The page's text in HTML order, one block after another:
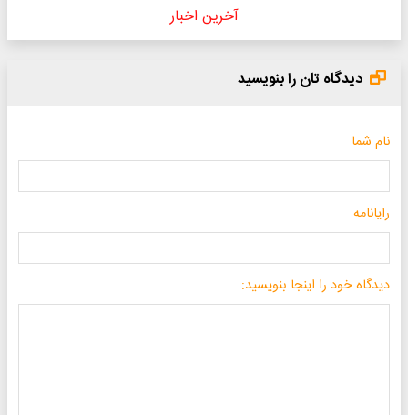
آخرین اخبار
دیدگاه تان را بنویسید
نام شما
رایانامه
دیدگاه خود را اینجا بنویسید: